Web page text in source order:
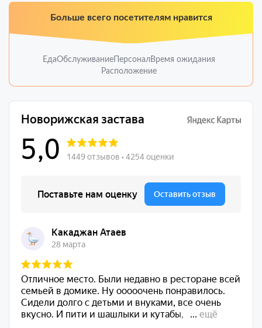
Больше всего посетителям нравится
ЕдаОбслуживаниеПерсоналВремя ожидания
Расположение